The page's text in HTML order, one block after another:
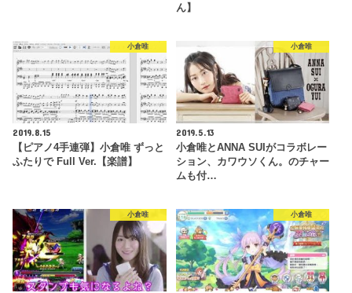
ん】
小倉唯
2019.8.15
【ピアノ4手連弾】小倉唯 ずっと
ふたりで Full Ver.【楽譜】
小倉唯
2019.5.13
小倉唯とANNA SUIがコラボレー
ション、カワウソくん。のチャー
ムも付…
小倉唯 小倉唯